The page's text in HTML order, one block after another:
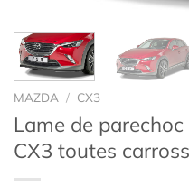
MAZDA / CX3
Lame de
CX3 toutes